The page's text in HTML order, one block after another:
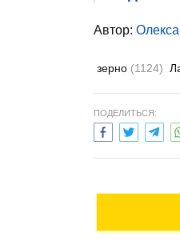
Автор:
зерно (1124)
ПОДЕЛИТЬСЯ: